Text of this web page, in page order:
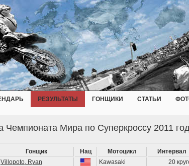
РЕЗУЛЬТАТЫ ГОНЩИКИ СТАТЬИ
Чемпионата Мира по Суперкроссу 2011
Гонщик Нац Мотоцикл Интервал
Villopoto, Ryan Kawasaki 20